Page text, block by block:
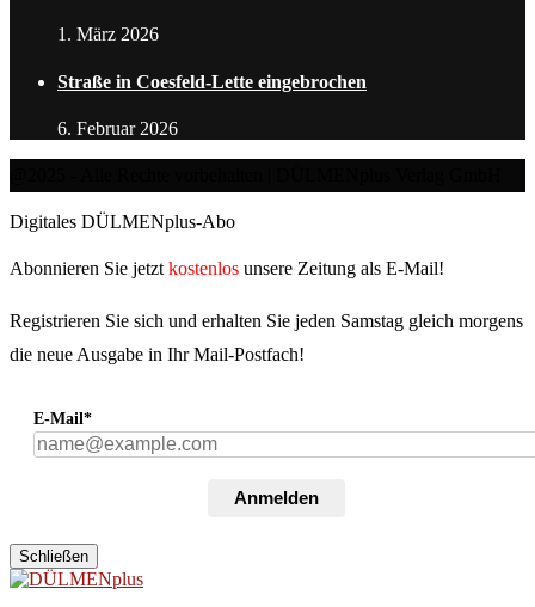
1. März 2026
Straße in Coesfeld-Lette eingebrochen
6. Februar 2026
Digitales DÜLMENplus-Abo
Abonnieren Sie jetzt kostenlos unsere Zeitung als E-Mail!
Registrieren Sie sich und erhalten Sie jeden Samstag gleich morgens
die neue Ausgabe in Ihr Mail-Postfach!
E-Mail*
Anmelden
Schließen